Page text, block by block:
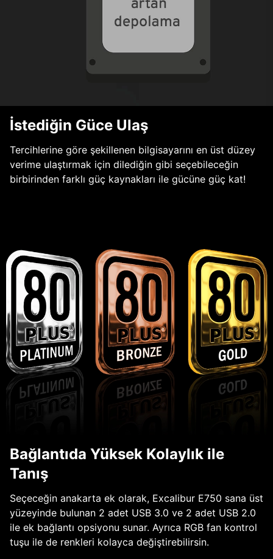
İstediğin Güce Ulaş
Tercihlerine göre şekillenen bilgisayarını en üst düzey
verime ulaştırmak için dilediğin gibi seçebileceğin
birbirinden farklı güç kaynakları ile gücüne güç kat!
Bağlantıda Yüksek Kolaylık ile
Tanış
Seçeceğin anakarta ek olarak, Excalibur E750 sana üst
yüzeyinde bulunan 2 adet USB 3.0 ve 2 adet USB 2.0
ile ek bağlantı opsiyonu sunar. Ayrıca RGB fan kontrol
tuşu ile de renkleri kolayca değiştirebilirsin.